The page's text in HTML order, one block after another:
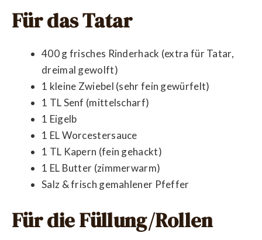
Für das Tatar
400 g frisches Rinderhack (extra für Tatar,
dreimal gewolft)
1 kleine Zwiebel (sehr fein gewürfelt)
1 TL Senf (mittelscharf)
1 Eigelb
1 EL Worcestersauce
1 TL Kapern (fein gehackt)
1 EL Butter (zimmerwarm)
Salz & frisch gemahlener Pfeffer
Für die Füllung/Rollen